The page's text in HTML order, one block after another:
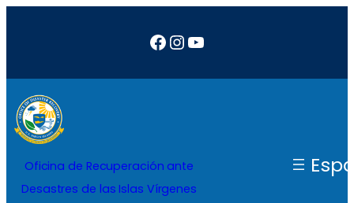
Facebook
Instagram
YouTube
Oficina de Recuperación ante
Desastres de las Islas Vírgenes